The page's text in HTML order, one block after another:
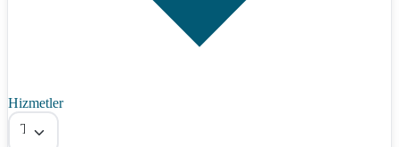
Hizmetler
Tümü